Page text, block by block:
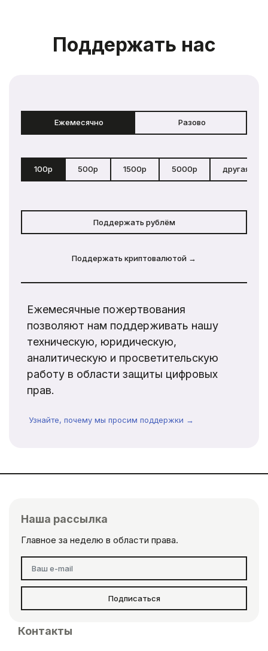
Поддержать нас
Ежемесячно Разово
100р 500р 1500р 5000р другая
Поддержать рублём
Поддержать криптовалютой →
Ежемесячные пожертвования
позволяют нам поддерживать нашу
техническую, юридическую,
аналитическую и просветительскую
работу в области защиты цифровых
прав.
Узнайте, почему мы просим поддержки →
Наша рассылка
Главное за неделю в области права.
Подписаться
Контакты